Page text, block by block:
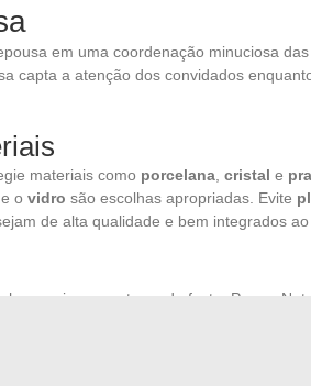
em uma coordenação minuciosa
capta a atenção dos convidados
materiais como porcelana cristal e
e o vidro são escolhas apropriadas. Evite
de alta qualidade e bem integrados ao
harmonia com o tema da festa. Para o